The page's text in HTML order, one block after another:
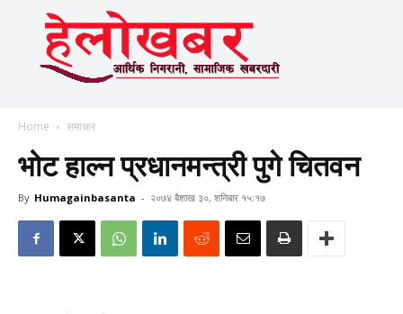
Home समाचार
भोट हाल्न प्रधानमन्त्री पुगे चितवन
By Humagainbasanta - २०७४ बैशाख ३०, शनिबार १५:१७